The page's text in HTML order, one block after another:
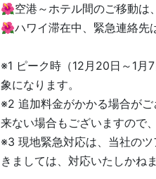
🌺空港～ホテル間のご移動は
🌺ハワイ滞在中、緊急連絡先
※1 ピーク時（12月20日～1
象になります。
※2 追加料金がかかる場合が
来ない場合もございますので
※3 現地緊急対応は、当社の
きましては、対応いたしかね